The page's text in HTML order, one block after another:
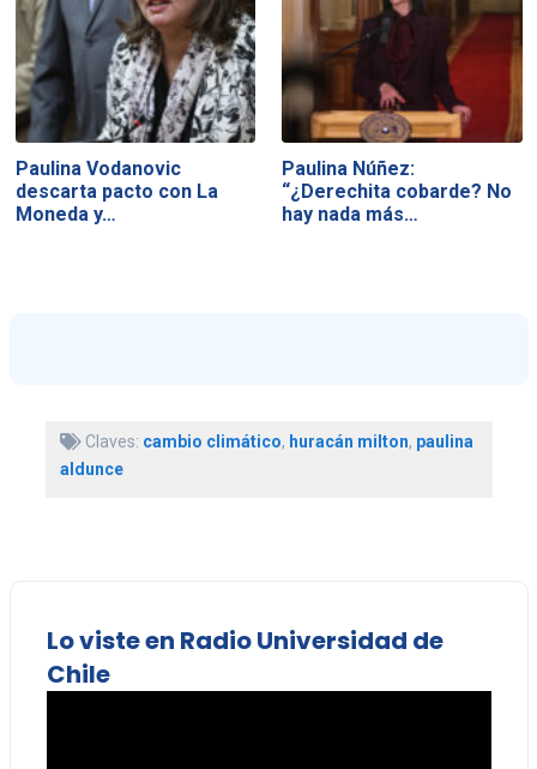
Paulina Vodanovic
descarta pacto con La
Moneda y…
Paulina Núñez:
“¿Derechita cobarde? No
hay nada más…
Claves: cambio climático, huracán milton, paulina
aldunce
Lo viste en Radio Universidad de
Chile